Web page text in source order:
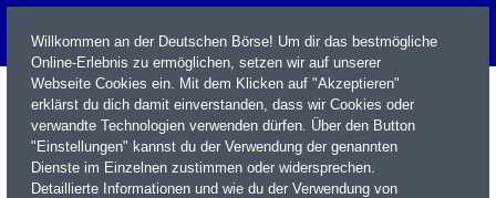
Willkommen an der Deutschen Börse! Um dir das bestmögliche
Online-Erlebnis zu ermöglichen, setzen wir auf unserer
Webseite Cookies ein. Mit dem Klicken auf "Akzeptieren"
erklärst du dich damit einverstanden, dass wir Cookies oder
verwandte Technologien verwenden dürfen. Über den Button
"Einstellungen" kannst du der Verwendung der genannten
Dienste im Einzelnen zustimmen oder widersprechen.
Detaillierte Informationen und wie du der Verwendung von